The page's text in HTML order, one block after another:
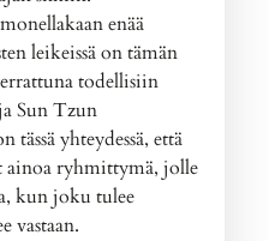
enää
leikeissä on tämän
todellisiin
Sun Tzun
yhteydessä, että
ainoa ryhmittymä, jolle
kun joku tulee
vastaan.